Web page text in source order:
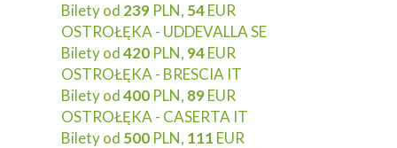
Bilety od 239 PLN, 54EUR
OSTROŁĘKA - UDDEVALLA SE
Bilety od420 PLN, 94EUR
OSTROŁĘKA - BRESCIA IT
Bilety od400 PLN, 89EUR
OSTROŁĘKA - CASERTA IT
Bilety od 500 PLN, 111 EUR